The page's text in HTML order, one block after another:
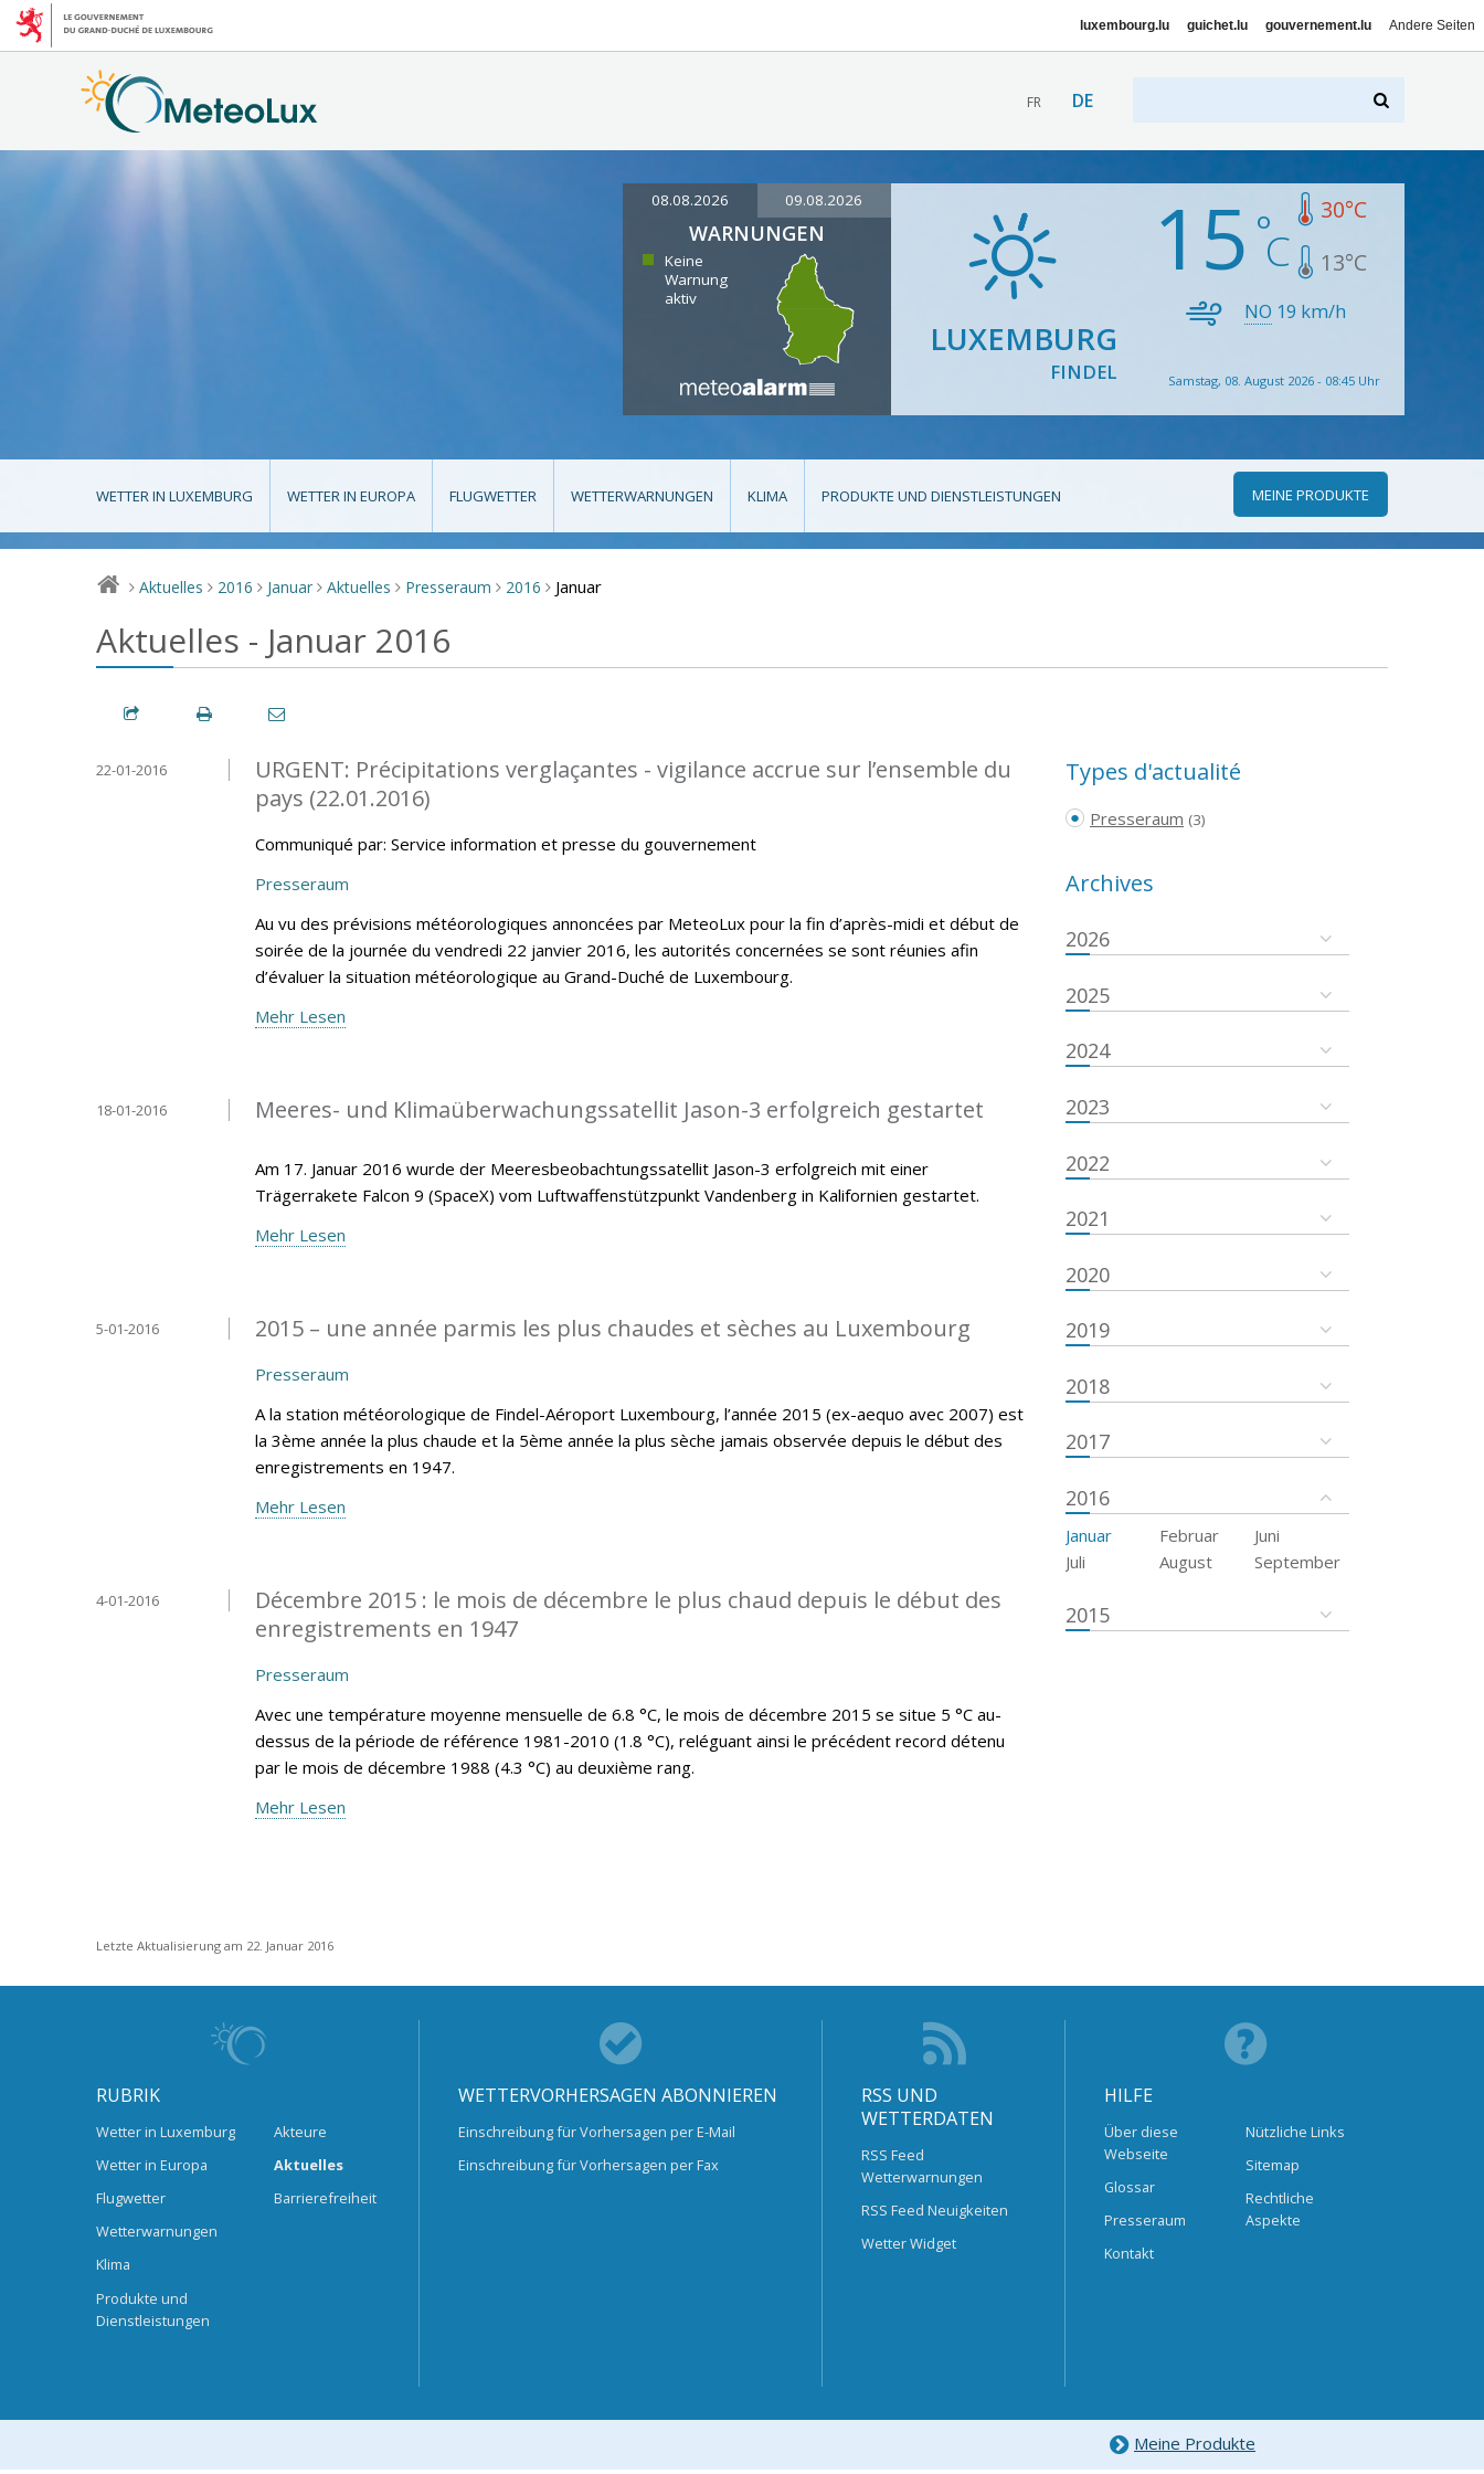
luxembourg.lu guichet.lu gouvernement.lu Andere Seiten
FR DE
08.08.2026 09.08.2026
WARNUNGEN
Keine
Warnung
aktiv
LUXEMBURG
FINDEL
15 30°C
13°C
NO 19 km/h
Samstag, 08. August 2026 - 08:45 Uhr
WETTER IN LUXEMBURG WETTER IN EUROPA FLUGWETTER WETTERWARNUNGEN KLIMA PRODUKTE UND DIENSTLEISTUNGEN MEINE PRODUKTE
> Aktuelles > 2016 > Januar > Aktuelles > Presseraum > 2016 > Januar
Aktuelles - Januar 2016
URGENT: Précipitations verglaçantes - vigilance accrue sur l’ensemble du
pays (22.01.2016)
Communiqué par: Service information et presse du gouvernement
22-01-2016
Presseraum
Au vu des prévisions météorologiques annoncées par MeteoLux pour la fin d’après-midi et début de
soirée de la journée du vendredi 22 janvier 2016, les autorités concernées se sont réunies afin
d’évaluer la situation météorologique au Grand-Duché de Luxembourg.
Mehr Lesen
Meeres- und Klimaüberwachungssatellit Jason-3 erfolgreich gestartet
18-01-2016
Am 17. Januar 2016 wurde der Meeresbeobachtungssatellit Jason-3 erfolgreich mit einer
Trägerrakete Falcon 9 (SpaceX) vom Luftwaffenstützpunkt Vandenberg in Kalifornien gestartet.
Mehr Lesen
2015 – une année parmis les plus chaudes et sèches au Luxembourg
5-01-2016
Presseraum
A la station météorologique de Findel-Aéroport Luxembourg, l’année 2015 (ex-aequo avec 2007) est
la 3ème année la plus chaude et la 5ème année la plus sèche jamais observée depuis le début des
enregistrements en 1947.
Mehr Lesen
Décembre 2015 : le mois de décembre le plus chaud depuis le début des
enregistrements en 1947
4-01-2016
Presseraum
Avec une température moyenne mensuelle de 6.8 °C, le mois de décembre 2015 se situe 5 °C au-
dessus de la période de référence 1981-2010 (1.8 °C), reléguant ainsi le précédent record détenu
par le mois de décembre 1988 (4.3 °C) au deuxième rang.
Mehr Lesen
Types d'actualité
Presseraum (3)
Archives
2026
2025
2024
2023
2022
2021
2020
2019
2018
2017
2016
Januar Februar
Juni
Juli
August September
2015
Letzte Aktualisierung am 22. Januar 2016
RUBRIK
Wetter in Luxemburg
Wetter in Europa
Flugwetter
Wetterwarnungen
Klima
Produkte und
Dienstleistungen
Akteure
Aktuelles
Barrierefreiheit
WETTERVORHERSAGEN ABONNIEREN
Einschreibung für Vorhersagen per E-Mail
Einschreibung für Vorhersagen per Fax
RSS UND
WETTERDATEN
RSS Feed
Wetterwarnungen
RSS Feed Neuigkeiten
Wetter Widget
HILFE
Über diese
Webseite
Glossar
Presseraum
Kontakt
Nützliche Links
Sitemap
Rechtliche
Aspekte
Meine Produkte